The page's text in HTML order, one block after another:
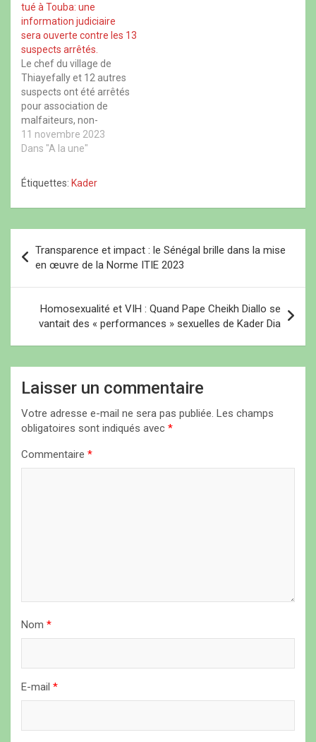
u
n
e
n
o
u
v
e
l
l
e
f
e
ê
t
e
l
l
e
f
e
n
ê
t
r
e
)
n
e
l
l
corps de cet individu qui a
attiré l’attention des
locataires de la citadelle…
tué à Touba: une
information judiciaire
sera ouverte contre les 13
suspects arrêtés.
Le chef du village de
Thiayefally et 12 autres
suspects ont été arrêtés
pour association de
malfaiteurs, non-
dénonciation de crime,
port d'arme sans
voie de fait, meurtre.
Après un retour de
parquet ce vendredi, le
tribunal de Grande
instance de Diourbel…
11 novembre 2023
Dans "A la une"
Étiquettes: Kader
v
Transparence et impact : le Sénégal brille dans la mise
en œuvre de la Norme ITIE 2023
Homosexualité et VIH : Quand Pape Cheikh Diallo se
vantait des « performances » sexuelles de Kader Dia
Laisser un commentaire
Votre adresse e-mail ne sera pas publiée. Les champs
obligatoires sont indiqués avec *
Commentaire *
Nom *
E-mail *